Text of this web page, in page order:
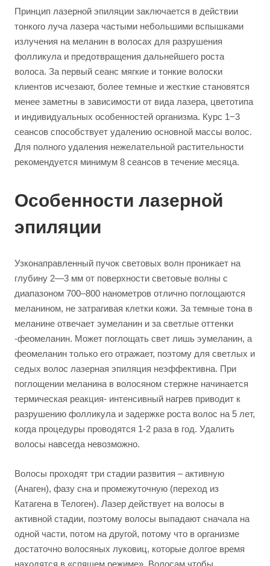
Принцип лазерной эпиляции заключается в действии
тонкого луча лазера частыми небольшими вспышками
излучения на меланин в волосах для разрушения
фолликула и предотвращения дальнейшего роста
волоса. За первый сеанс мягкие и тонкие волоски
клиентов исчезают, более темные и жесткие становятся
менее заметны в зависимости от вида лазера, цветотипа
и индивидуальных особенностей организма. Курс 1−3
сеансов способствует удалению основной массы волос.
Для полного удаления нежелательной растительности
рекомендуется минимум 8 сеансов в течение месяца.
Особенности лазерной
эпиляции
Узконаправленный пучок световых волн проникает на
глубину 2―3 мм от поверхности световые волны с
диапазоном 700–800 нанометров отлично поглощаются
меланином, не затрагивая клетки кожи. За темные тона в
меланине отвечает эумеланин и за светлые оттенки
-феомеланин. Может поглощать свет лишь эумеланин, а
феомеланин только его отражает, поэтому для светлых и
седых волос лазерная эпиляция неэффективна. При
поглощении меланина в волосяном стержне начинается
термическая реакция- интенсивный нагрев приводит к
разрушению фолликула и задержке роста волос на 5 лет,
когда процедуры проводятся 1-2 раза в год. Удалить
волосы навсегда невозможно.
Волосы проходят три стадии развития – активную
(Анаген), фазу сна и промежуточную (переход из
Катагена в Телоген). Лазер действует на волосы в
активной стадии, поэтому волосы выпадают сначала на
одной части, потом на другой, потому что в организме
достаточно волосяных луковиц, которые долгое время
находятся в «спящем режиме». Волосам чтобы